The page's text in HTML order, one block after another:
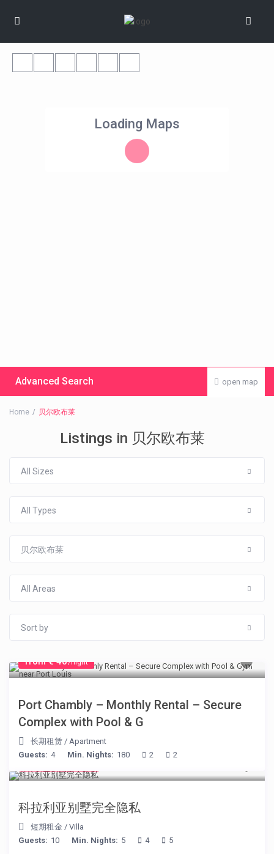
Loading Maps
open map
Advanced Search
Home 贝尔欧布莱
Listings in 贝尔欧布莱
All Sizes
All Types
贝尔欧布莱
All Areas
Sort by
from € 40/night
Port Chambly – Monthly Rental – Secure
Complex with Pool & G
长期租赁 /Apartment
Guests: 4 Min. Nights: 180 2 2
科拉利亚别墅完全隐私
短期租金 /Villa
Guests: 10 Min. Nights: 5 4 5